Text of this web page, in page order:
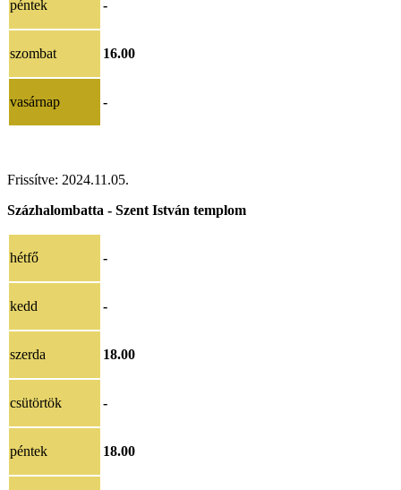
péntek -
szombat 16.00
vasárnap -
Frissítve: 2024.11.05.
Százhalombatta - Szent István templom
hétfő -
kedd -
szerda 18.00
csütörtök -
péntek 18.00